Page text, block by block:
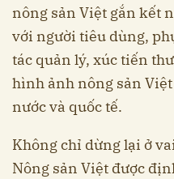
nông sản Việt gắn kết
với người tiêu dùng,
tác quản lý, xúc tiến
hình ảnh nông sản
nước và quốc tế.
Không chỉ dừng lại ở
Nông sản Việt được